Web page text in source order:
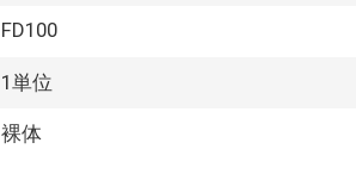
FD100
1単位
裸体